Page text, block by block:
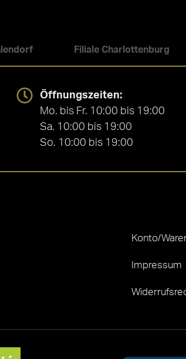
Filiale Charlottenburg
Öffnungszeiten:
Mo. bis Fr. 10:00 bis 19:00
Sa. 10:00 bis 19:00
So. 10:00 bis 19:00
Konto/
Impressum